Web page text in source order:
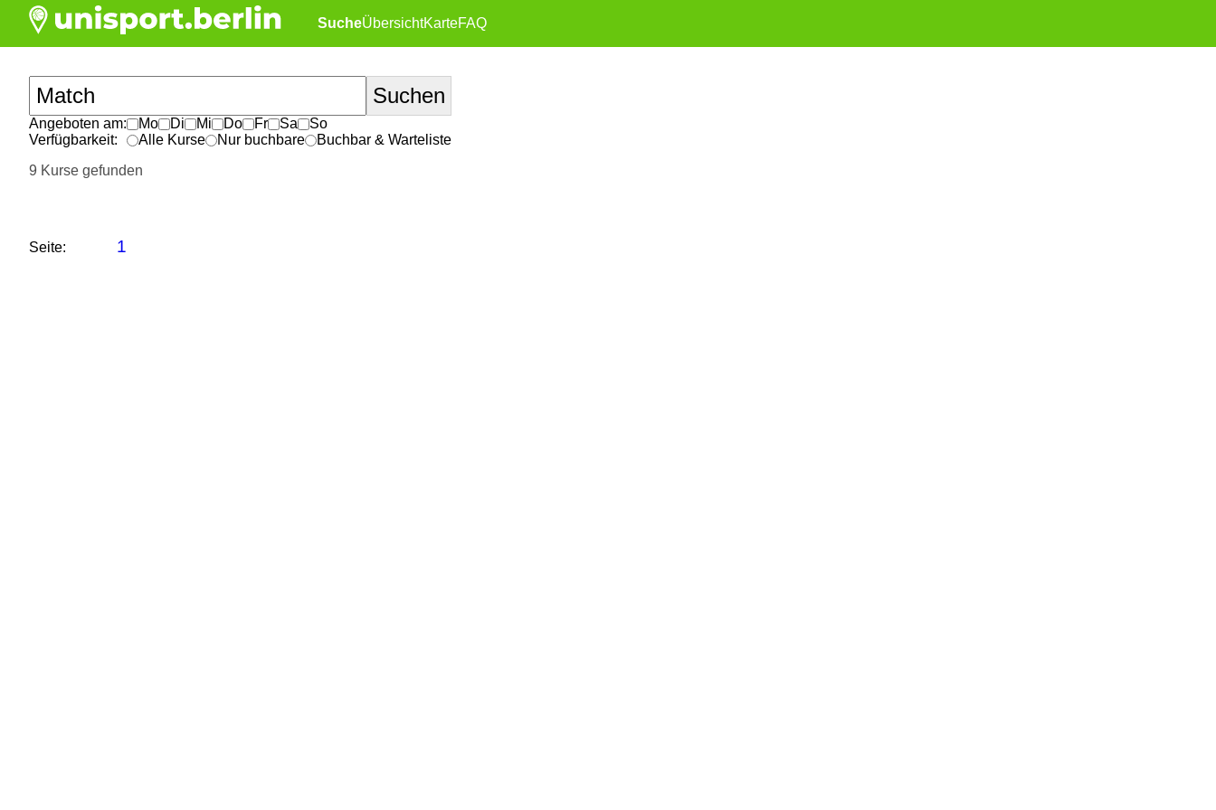
SucheÜbersichtKarteFAQ
Angeboten am: Mo Di Mi Do Fr Sa
So
Verfügbarkeit:
Alle Kurse Nur buchbare
Buchbar & Warteliste
9 Kurse gefunden
Seite: 1